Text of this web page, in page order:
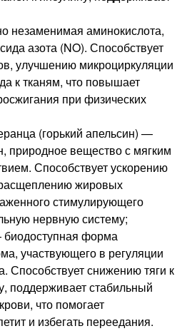
незаменимая аминокислота,
азота (NO). Способствует
улучшению микроциркуляции
к тканям, что повышает
при физических
(горький апельсин) —
природное вещество с мягким
Способствует ускорению
жировых
стимулирующего
нервную систему;
форма
участвующего в регуляции
Способствует снижению тяги к
поддерживает стабильный
что помогает
и избегать переедания.